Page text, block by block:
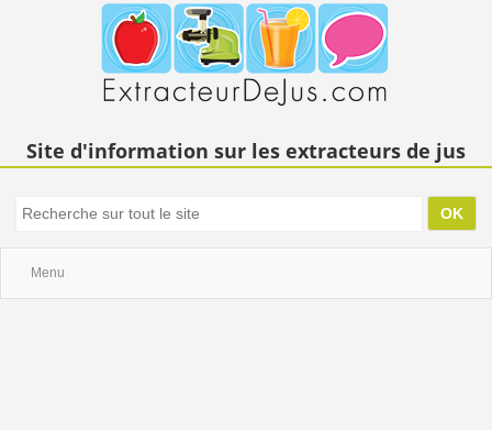
Site d'information sur les extracteurs de jus
Menu